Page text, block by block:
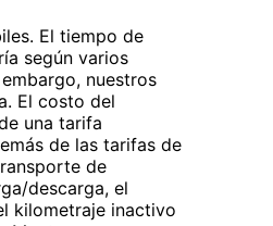
El tiempo de
según varios
nuestros
El costo del
una tarifa
de las tarifas de
de
descarga, el
kilometraje inactivo